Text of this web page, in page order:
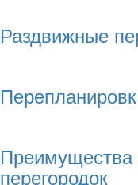
Раздвижные
перегородок